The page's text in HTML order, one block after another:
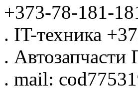
+373-78-181-
. IT-техника
. Автозапчасти
. mail: